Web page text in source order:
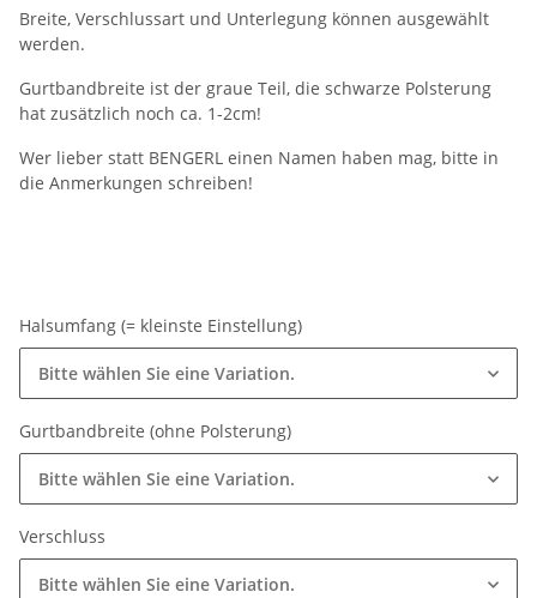
Breite, Verschlussart und Unterlegung können ausgewählt
werden.
Gurtbandbreite ist der graue Teil, die schwarze Polsterung
hat zusätzlich noch ca. 1-2cm!
Wer lieber statt BENGERL einen Namen haben mag, bitte in
die Anmerkungen schreiben!
Halsumfang (= kleinste Einstellung)
Bitte wählen Sie eine Variation.
Gurtbandbreite (ohne Polsterung)
Bitte wählen Sie eine Variation.
Verschluss
Bitte wählen Sie eine Variation.